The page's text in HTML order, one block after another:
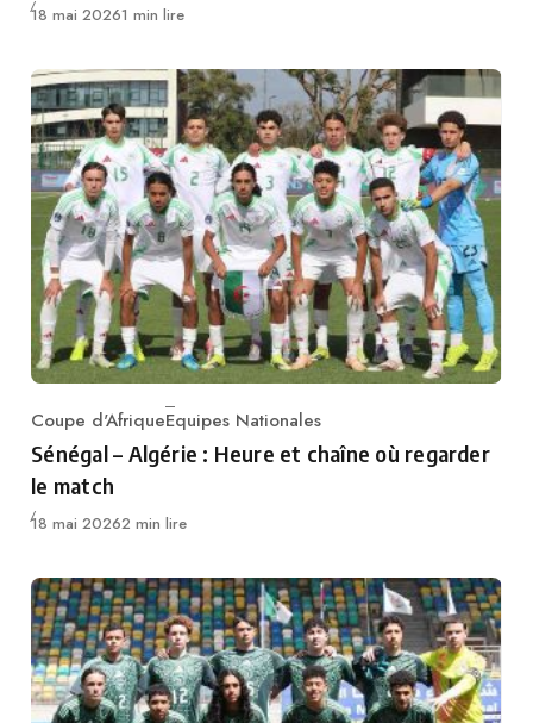
Publié
18 mai 20261 min lire
Category
Coupe d'AfriqueEquipes Nationales
Sénégal – Algérie : Heure et chaîne où regarder
le match
Publié
18 mai 20262 min lire